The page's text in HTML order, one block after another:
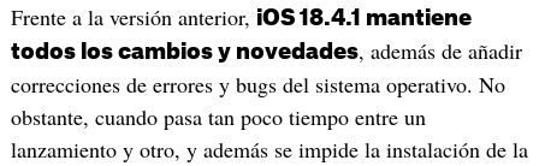
Frente a la versión anterior, iOS 18.4.1 mantiene
todos los cambios y novedades, además de añadir
correcciones de errores y bugs del sistema operativo. No
obstante, cuando pasa tan poco tiempo entre un
lanzamiento y otro, y además se impide la instalación de la